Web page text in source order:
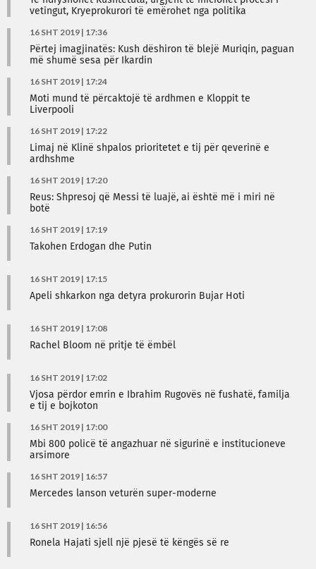
vetingut, Kryeprokurori të emërohet nga politika
16 SHT 2019 | 17:36
Përtej imagjinatës: Kush dëshiron të blejë Muriqin, paguan
më shumë sesa për Ikardin
16 SHT 2019 | 17:24
Moti mund të përcaktojë të ardhmen e Kloppit te
Liverpooli
16 SHT 2019 | 17:22
Limaj në Klinë shpalos prioritetet e tij për qeverinë e
ardhshme
16 SHT 2019 | 17:20
Reus: Shpresoj që Messi të luajë, ai është më i miri në
botë
16 SHT 2019 | 17:19
Takohen Erdogan dhe Putin
16 SHT 2019 | 17:15
Apeli shkarkon nga detyra prokurorin Bujar Hoti
16 SHT 2019 | 17:08
Rachel Bloom në pritje të ëmbël
16 SHT 2019 | 17:02
Vjosa përdor emrin e Ibrahim Rugovës në fushatë, familja
e tij e bojkoton
16 SHT 2019 | 17:00
Mbi 800 policë të angazhuar në sigurinë e institucioneve
arsimore
16 SHT 2019 | 16:57
Mercedes lanson veturën super-moderne
16 SHT 2019 | 16:56
Ronela Hajati sjell një pjesë të këngës së re